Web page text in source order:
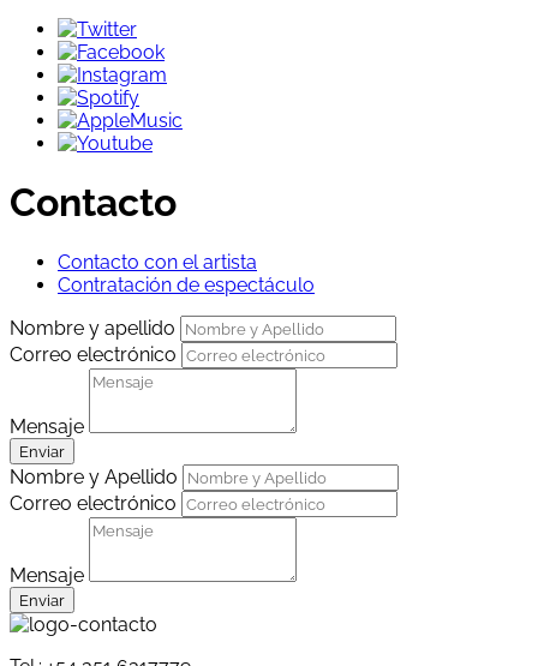
Contacto
Contacto con el artista
Contratación de espectáculo
Nombre y apellido
Correo electrónico
Mensaje
Enviar
Nombre y Apellido
Correo electrónico
Mensaje
Enviar